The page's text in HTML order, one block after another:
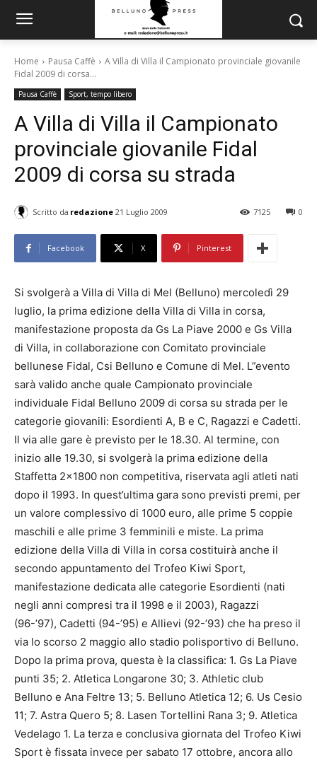
Home Pausa Caffè
A Villa di Villa il Campionato provinciale giovanile
Fidal 2009 di corsa...
Pausa Caffè Sport, tempo libero
A Villa di Villa il Campionato
provinciale giovanile Fidal
2009 di corsa su strada
Scritto da redazione 21 Luglio 2009 0
7125
Facebook X Pinterest
Si svolgerà a Villa di Villa di Mel (Belluno) mercoledì 29
luglio, la prima edizione della Villa di Villa in corsa,
manifestazione proposta da Gs La Piave 2000 e Gs Villa
di Villa, in collaborazione con Comitato provinciale
bellunese Fidal, Csi Belluno e Comune di Mel. L”evento
sarà valido anche quale Campionato provinciale
individuale Fidal Belluno 2009 di corsa su strada per le
categorie giovanili: Esordienti A, B e C, Ragazzi e Cadetti.
Il via alle gare è previsto per le 18.30. Al termine, con
inizio alle 19.30, si svolgerà la prima edizione della
Staffetta 2×1800 non competitiva, riservata agli atleti nati
dopo il 1993. In quest’ultima gara sono previsti premi, per
un valore complessivo di 1000 euro, alle prime 5 coppie
maschili e alle prime 3 femminili e miste. La prima
edizione della Villa di Villa in corsa costituirà anche il
secondo appuntamento del Trofeo Kiwi Sport,
manifestazione dedicata alle categorie Esordienti (nati
negli anni compresi tra il 1998 e il 2003), Ragazzi
(96-’97), Cadetti (94-’95) e Allievi (92-’93) che ha preso il
via lo scorso 2 maggio allo stadio polisportivo di Belluno.
Dopo la prima prova, questa è la classifica: 1. Gs La Piave
punti 35; 2. Atletica Longarone 30; 3. Athletic club
Belluno e Ana Feltre 13; 5. Belluno Atletica 12; 6. Us Cesio
11; 7. Astra Quero 5; 8. Lasen Tortellini Rana 3; 9. Atletica
Vedelago 1. La terza e conclusiva giornata del Trofeo Kiwi
Sport è fissata invece per sabato 17 ottobre, ancora allo